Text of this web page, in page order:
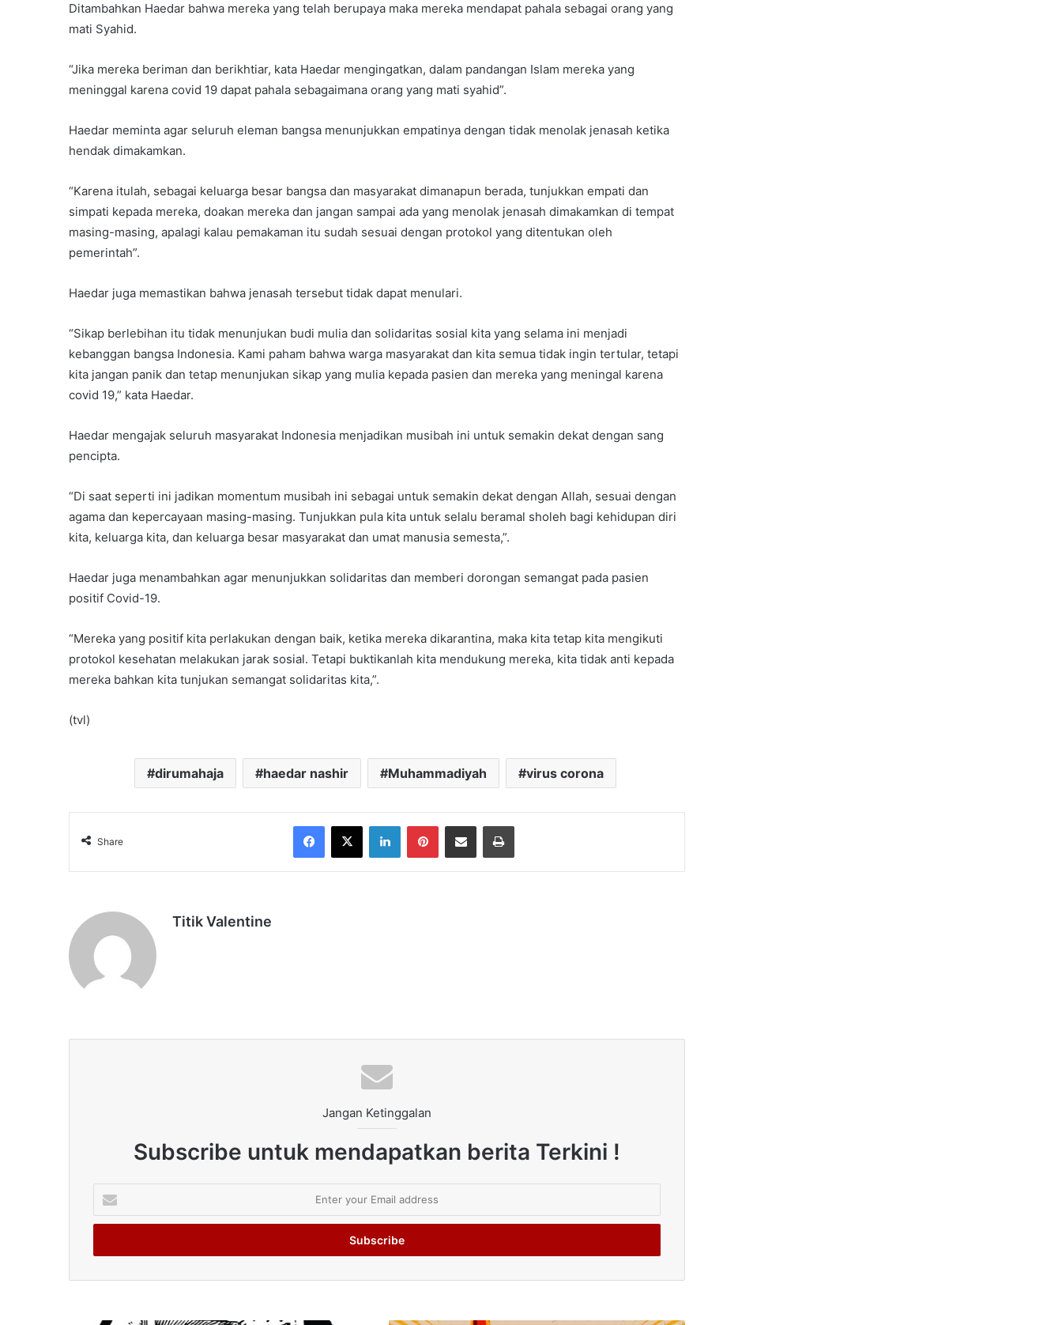
Ditambahkan Haedar bahwa mereka yang telah berupaya maka mereka mendapat pahala sebagai orang yang
mati Syahid.
“Jika mereka beriman dan berikhtiar, kata Haedar mengingatkan, dalam pandangan Islam mereka yang
meninggal karena covid 19 dapat pahala sebagaimana orang yang mati syahid”.
Haedar meminta agar seluruh eleman bangsa menunjukkan empatinya dengan tidak menolak jenasah ketika
hendak dimakamkan.
“Karena itulah, sebagai keluarga besar bangsa dan masyarakat dimanapun berada, tunjukkan empati dan
simpati kepada mereka, doakan mereka dan jangan sampai ada yang menolak jenasah dimakamkan di tempat
masing-masing, apalagi kalau pemakaman itu sudah sesuai dengan protokol yang ditentukan oleh
pemerintah”.
Haedar juga memastikan bahwa jenasah tersebut tidak dapat menulari.
“Sikap berlebihan itu tidak menunjukan budi mulia dan solidaritas sosial kita yang selama ini menjadi
kebanggan bangsa Indonesia. Kami paham bahwa warga masyarakat dan kita semua tidak ingin tertular, tetapi
kita jangan panik dan tetap menunjukan sikap yang mulia kepada pasien dan mereka yang meningal karena
covid 19,” kata Haedar.
Haedar mengajak seluruh masyarakat Indonesia menjadikan musibah ini untuk semakin dekat dengan sang
pencipta.
“Di saat seperti ini jadikan momentum musibah ini sebagai untuk semakin dekat dengan Allah, sesuai dengan
agama dan kepercayaan masing-masing. Tunjukkan pula kita untuk selalu beramal sholeh bagi kehidupan diri
kita, keluarga kita, dan keluarga besar masyarakat dan umat manusia semesta,”.
Haedar juga menambahkan agar menunjukkan solidaritas dan memberi dorongan semangat pada pasien
positif Covid-19.
“Mereka yang positif kita perlakukan dengan baik, ketika mereka dikarantina, maka kita tetap kita mengikuti
protokol kesehatan melakukan jarak sosial. Tetapi buktikanlah kita mendukung mereka, kita tidak anti kepada
mereka bahkan kita tunjukan semangat solidaritas kita,”.
(tvl)
dirumahaja haedar nashir Muhammadiyah virus corona
Share
Facebook
X LinkedInPinterestShare via Email Print
Titik Valentine
Jangan Ketinggalan
Subscribe untuk mendapatkan berita Terkini !
your
Email